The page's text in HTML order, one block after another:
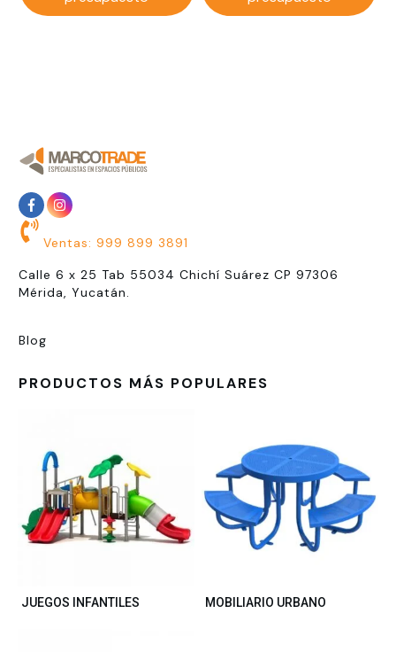
Ventas: 999 899 3891
Calle 6 x 25 Tab 55034 Chichí Suárez CP 97306
Mérida, Yucatán.
Blog
PRODUCTOS MÁS POPULARES
JUEGOS INFANTILES MOBILIARIO URBANO